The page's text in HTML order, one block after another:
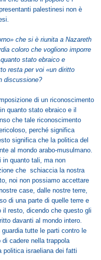
palestinesi non è
che si è riunita a Nazareth
coloro che vogliono imporre
stato ebraico e
resta per voi «un diritto
discussione?
di un riconoscimento
quanto stato ebraico e il
che tale riconoscimento
perché significa
significa che la politica del
al mondo arabo-musulmano.
in quanto tali, ma non
che schiaccia la nostra
noi non possiamo accettare
case, dalle nostre terre,
di una parte di quelle terre e
resto, dicendo che questo gli
davanti al mondo intero.
tutte le parti contro le
cadere nella trappola
politica israeliana dei fatti